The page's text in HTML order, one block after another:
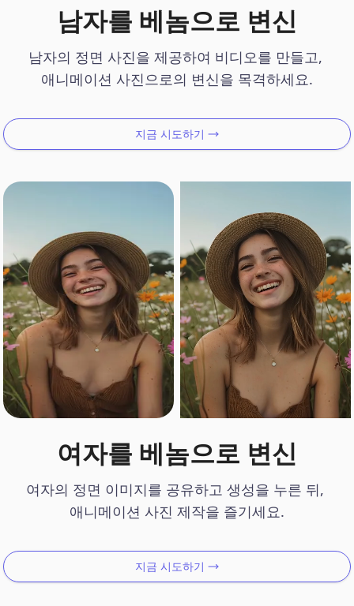
남자를 베놈으로 변신
남자의 정면 사진을 제공하여 비디오를 만들고,
애니메이션 사진으로의 변신을 목격하세요.
지금 시도하기
여자를 베놈으로 변신
여자의 정면 이미지를 공유하고 생성을 누른 뒤,
애니메이션 사진 제작을 즐기세요.
지금 시도하기